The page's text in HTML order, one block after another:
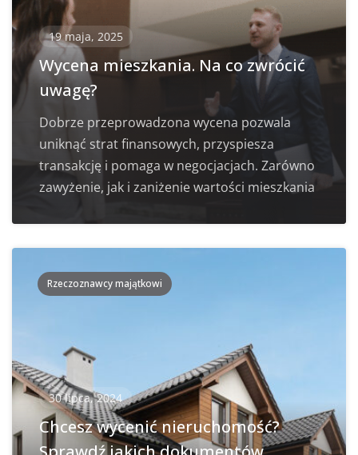
19 maja, 2025
Wycena mieszkania. Na co zwrócić
uwagę?
Dobrze przeprowadzona wycena pozwala
uniknąć strat finansowych, przyspiesza
transakcję i pomaga w negocjacjach. Zarówno
zawyżenie, jak i zaniżenie wartości mieszkania
Rzeczoznawcy majątkowi
30 lipca, 2024
Chcesz wycenić nieruchomość?